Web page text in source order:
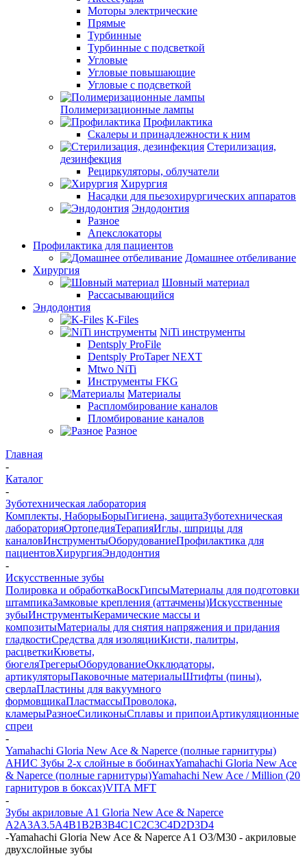
Моторы электрические
Прямые
Турбинные
Турбинные с подсветкой
Угловые
Угловые повышающие
Угловые с подсветкой
Полимеризационные лампы
Профилактика
Скалеры и принадлежности к ним
Стерилизация,
дезинфекция
Рециркуляторы, облучатели
Хирургия
Насадки для пьезохирургических аппаратов
Эндодонтия
Разное
Апекслокаторы
Профилактика для пациентов
Домашнее отбеливание
Хирургия
Шовный материал
Рассасывающийся
Эндодонтия
K-Files
NiTi инструменты
Dentsply ProFile
Dentsply ProTaper NEXT
Mtwo NiTi
Инструменты FKG
Материалы
Распломбирование каналов
Пломбирование каналов
Разное
Главная
-
Каталог
-
Зуботехническая лаборатория
Комплекты, НаборыБорыГигиена, защитаЗуботехническая
лабораторияОртопедияТерапияИглы, шприцы для
каналовИнструментыОборудованиеПрофилактика для
пациентовХирургияЭндодонтия
-
Искусственные зубы
Полировка и обработкаВоскГипсыМатериалы для подготовки
штампикаЗамковые крепления (аттачмены)Искусственные
зубыИнструментыКерамические массы и
композитыМатериалы для снятия напряжения и придания
гладкостиСредства для изоляцииКисти, палитры,
расцветкиКюветы,
бюгеляТрегерыОборудованиеОкклюдаторы,
артикуляторыПаковочные материалыШтифты (пины),
сверлаПластины для вакуумного
формовщикаПластмассыПроволока,
кламерыРазноеСиликоныСплавы и припоиАртикуляционные
спреи
-
Yamahachi Gloria New Ace & Naperce (полные гарнитуры)
АНИС Зубы 2-х слойные в бобинахYamahachi Gloria New Ace
& Naperce (полные гарнитуры)Yamahachi New Ace / Million (20
гарнитуров в боксах)VITA MFT
-
Зубы акриловые A1 Gloria New Ace & Naperce
A2A3A3.5A4B1B2B3B4C1C2C3C4D2D3D4
-Yamahachi Gloria New Ace & Naperce A1 O3/M30 - акриловые
двухслойные зубы